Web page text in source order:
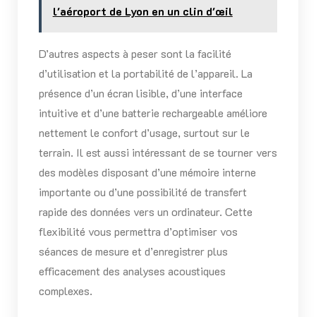
l'aéroport de Lyon en un clin d'œil
D’autres aspects à peser sont la facilité
d’utilisation et la portabilité de l’appareil. La
présence d’un écran lisible, d’une interface
intuitive et d’une batterie rechargeable améliore
nettement le confort d’usage, surtout sur le
terrain. Il est aussi intéressant de se tourner vers
des modèles disposant d’une mémoire interne
importante ou d’une possibilité de transfert
rapide des données vers un ordinateur. Cette
flexibilité vous permettra d’optimiser vos
séances de mesure et d’enregistrer plus
efficacement des analyses acoustiques
complexes.